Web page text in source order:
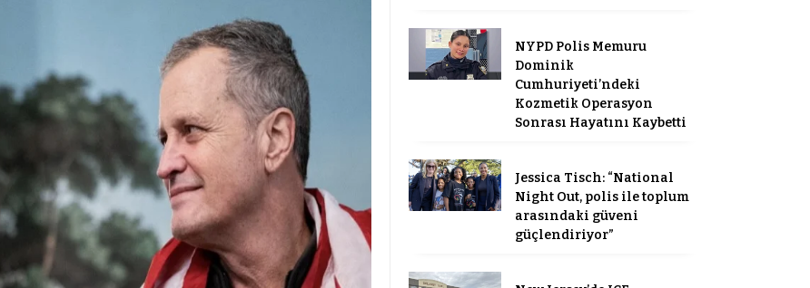
NYPD Polis Memuru
Dominik
Cumhuriyeti’ndeki
Kozmetik Operasyon
Sonrası Hayatını Kaybetti
Jessica Tisch: “National
Night Out, polis ile toplum
arasındaki güveni
güçlendiriyor”